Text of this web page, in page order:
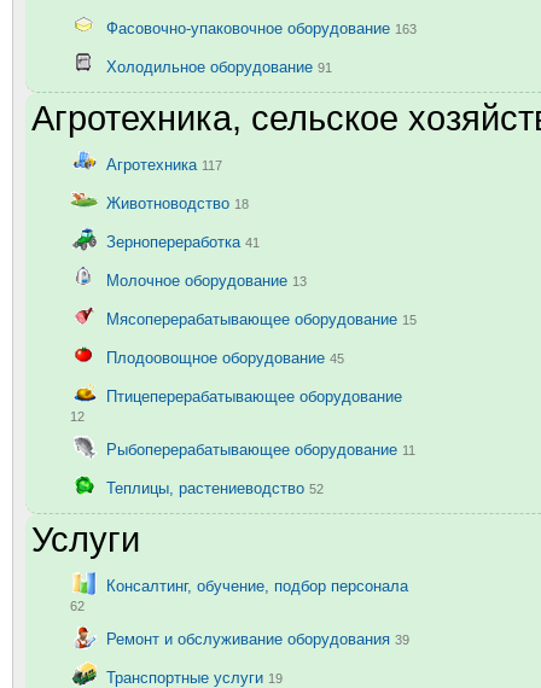
Фасовочно-упаковочное оборудование 163
Холодильное оборудование 91
Агротехника, сельское
Агротехника 117
Животноводство 18
Зернопереработка 41
Молочное оборудование 13
Мясоперерабатывающее оборудование 15
Плодоовощное оборудование 45
Птицеперерабатывающее оборудование
12
Рыбоперерабатывающее оборудование 11
Теплицы, растениеводство 52
Услуги
Консалтинг, обучение, подбор персонала
62
Ремонт и обслуживание оборудования 39
Транспортные услуги 19